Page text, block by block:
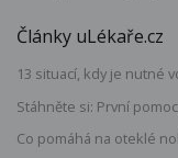
Články uLékaře.cz
13 situací, kdy je nutné
Stáhněte si: První
Co pomáhá na oteklé